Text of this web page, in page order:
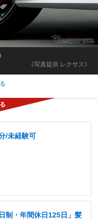
《写真提供 レクサス》
/未経験可
制・年間休日125日」髪